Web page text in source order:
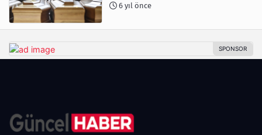
6 yıl önce